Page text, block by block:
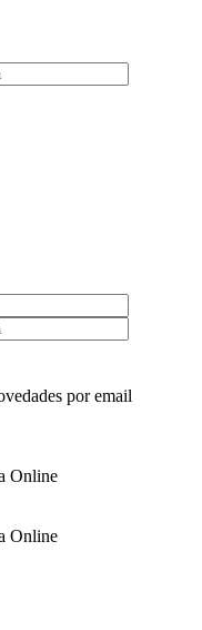
por email